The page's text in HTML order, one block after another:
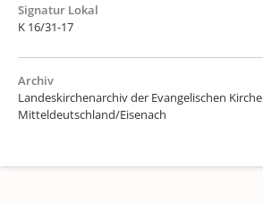
Signatur Lokal
K 16/31-17
Archiv
Landeskirchenarchiv der Evangelischen Kirche
Mitteldeutschland/Eisenach